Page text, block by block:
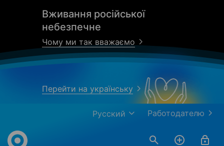
Вживання російської
небезпечне
Чому ми так вважаємо
Перейти на українську
Работодателю
Русский
Work.ua